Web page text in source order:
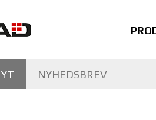
NYHEDSBREV